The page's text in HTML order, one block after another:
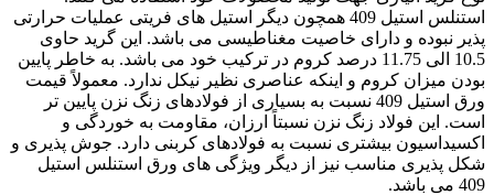
استنلس استیل 409 همچون دیگر استیل های فریتی عملیات حرارتی
پذیر نبوده و دارای خاصیت مغناطیسی می باشد. این گرید حاوی
10.5 الی 11.75 درصد کروم در ترکیب خود می باشد. به خاطر پایین
بودن میزان کروم و اینکه عناصری نظیر نیکل ندارد. معمولاً قیمت
ورق استیل 409 نسبت به بسیاری از فولادهای زنگ نزن پایین تر
است. این فولاد زنگ نزن نسبتاً ارزان، مقاومت به خوردگی و
اکسیداسیون بیشتری نسبت به فولادهای کربنی دارد. جوش پذیری و
شکل پذیری مناسب نیز از دیگر ویژگی های ورق استنلس استیل
409 می باشد.